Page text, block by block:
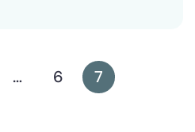
… 6 7